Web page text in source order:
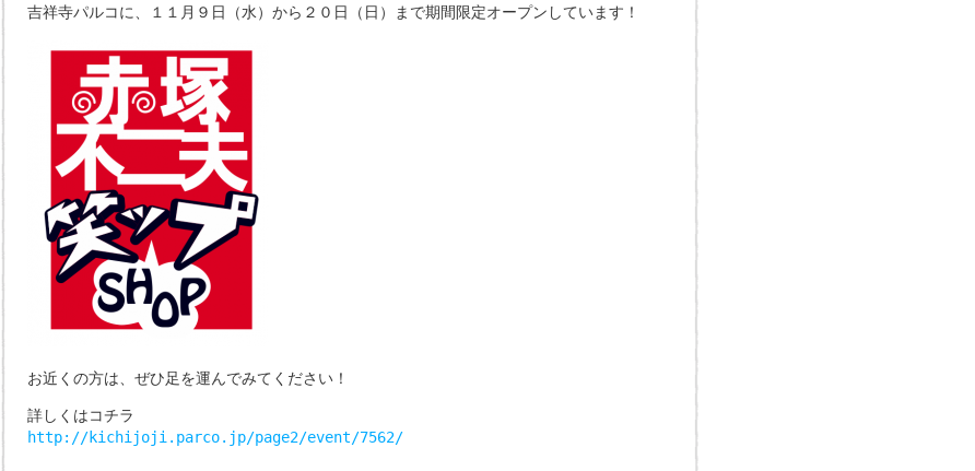
吉祥寺パルコに、１１月９日（水）から２０日（日）まで期間限定オープンしています！
お近くの方は、ぜひ足を運んでみてください！
詳しくはコチラ
http://kichijoji.parco.jp/page2/event/7562/